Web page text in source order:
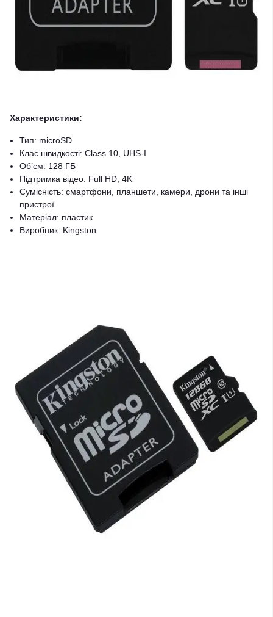
Характеристики:
Тип: microSD
Клас швидкості: Class 10, UHS-I
Об’єм: 128 ГБ
Підтримка відео: Full HD, 4K
Сумісність: смартфони, планшети, камери, дрони та інші
пристрої
Матеріал: пластик
Виробник: Kingston